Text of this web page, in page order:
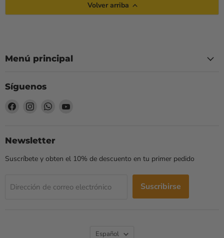
Volver arriba
Menú principal
Síguenos
EncuéntrenosEncuéntrenosEncuéntrenos
Newsletter
Suscríbete y obten el 10% de descuento en tu primer pedido
Dirección de correo electrónico Suscribirse
Idioma
Español